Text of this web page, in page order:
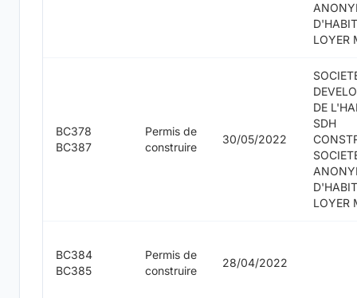
LOYER
BC378
BC387
Permis de
construire
30/05/2022
DE
SDH
LOYER
BC384
BC385
Permis de
construire
28/04/2022